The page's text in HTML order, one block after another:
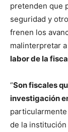
pretenden que
seguridad y
frenen los
malinterpretar
labor de la
“Son fiscales
investigación
de la